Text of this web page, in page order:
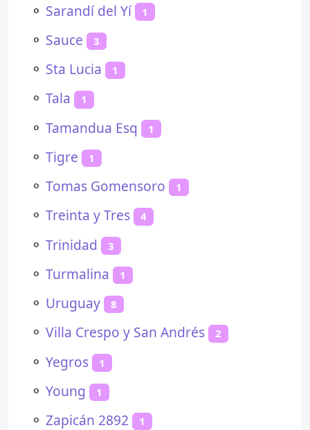
⚬ Sarandí del Yí 1
⚬ Sauce 3
⚬ Sta Lucia 1
⚬ Tala 1
⚬ Tamandua Esq 1
⚬ Tigre 1
⚬ Tomas Gomensoro 1
⚬ Treinta y Tres 4
⚬ Trinidad 3
⚬ Turmalina 1
⚬ Uruguay 8
⚬ Villa Crespo y San Andrés 2
⚬ Yegros 1
⚬ Young 1
⚬ Zapicán 2892 1